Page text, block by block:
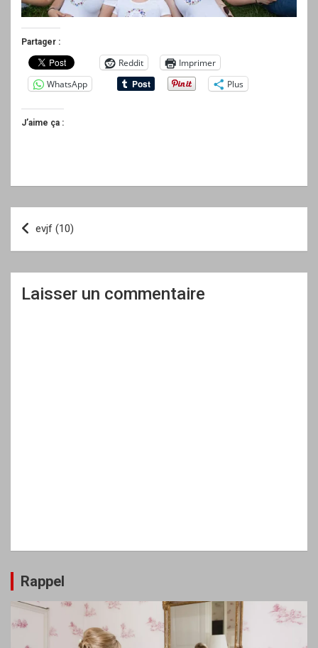
Partager :
Reddit
Imprimer
WhatsApp
Plus
J’aime ça :
Navigation
de
evjf (10)
Laisser un commentaire
Rappel